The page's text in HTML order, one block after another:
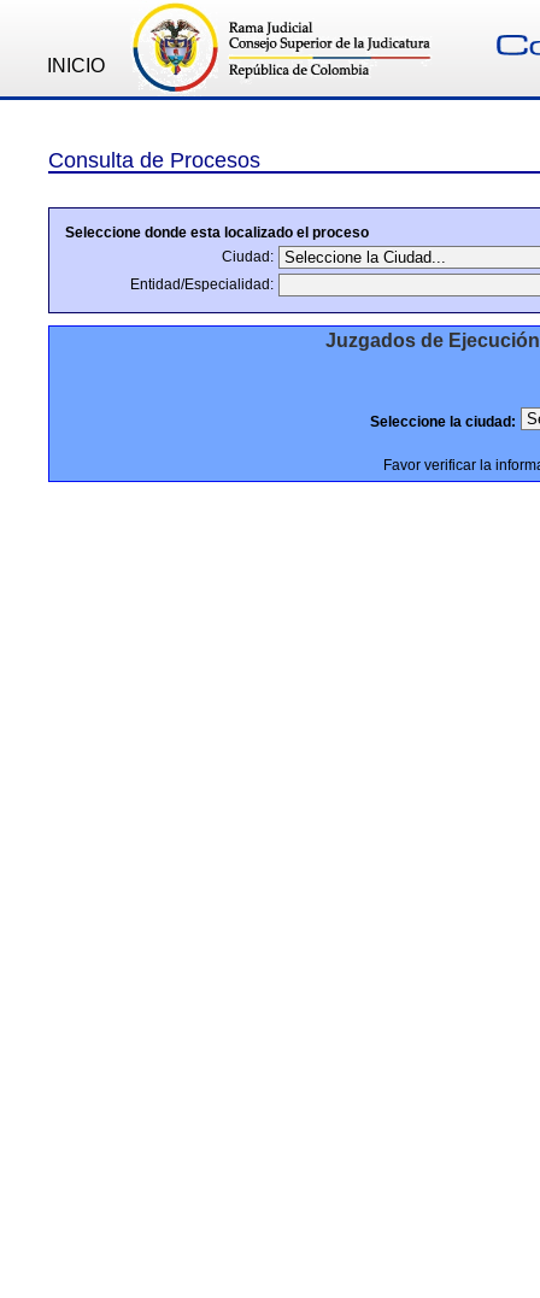
INICIO
Consulta de Procesos
Seleccione donde esta localizado el proceso
Ciudad:
Entidad/Especialidad:
Juzgados de
Seleccione la ciudad:
Favor verificar la